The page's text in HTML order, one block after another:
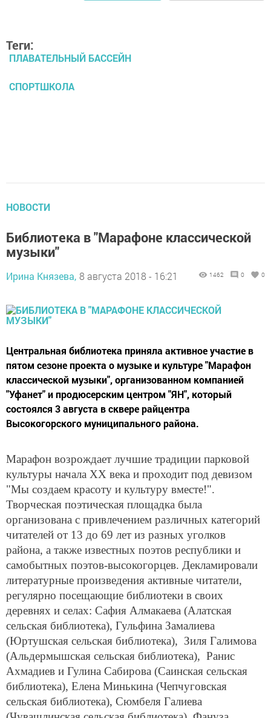
Теги:
ПЛАВАТЕЛЬНЫЙ БАССЕЙН
СПОРТШКОЛА
НОВОСТИ
Библиотека в "Марафоне классической
музыки"
Ирина Князева, 8 августа 2018 - 16:21 1462 0 0
Центральная библиотека приняла активное участие в
пятом сезоне проекта о музыке и культуре "Марафон
классической музыки", организованном компанией
"Уфанет" и продюсерским центром "ЯН", который
состоялся 3 августа в сквере райцентра
Высокогорского муниципального района.
Марафон возрождает лучшие традиции парковой
культуры начала XX века и проходит под девизом
"Мы создаем красоту и культуру вместе!".
Творческая поэтическая площадка была
организована с привлечением различных категорий
читателей от 13 до 69 лет из разных уголков
района, а также известных поэтов республики и
самобытных поэтов-высокогорцев. Декламировали
литературные произведения активные читатели,
регулярно посещающие библиотеки в своих
деревнях и селах: Сафия Алмакаева (Алатская
сельская библиотека), Гульфина Замалиева
(Юртушская сельская библиотека), Зиля Галимова
(Альдермышская сельская библиотека), Ранис
Ахмадиев и Гулина Сабирова (Саинская сельская
библиотека), Елена Минькина (Чепчуговская
сельская библиотека), Сюмбеля Галиева